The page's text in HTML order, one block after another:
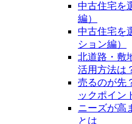
中古住宅を
編）
中古住宅を
ション編）
北道路・敷
活用方法は
売るのが先
ックポイン
ニーズが高
とは